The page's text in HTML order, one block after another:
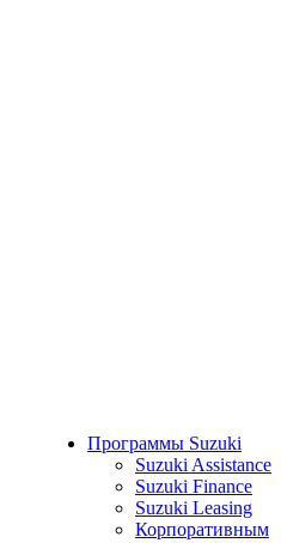
Программы Suzuki
Suzuki Assistance
Suzuki Finance
Suzuki Leasing
Корпоративным